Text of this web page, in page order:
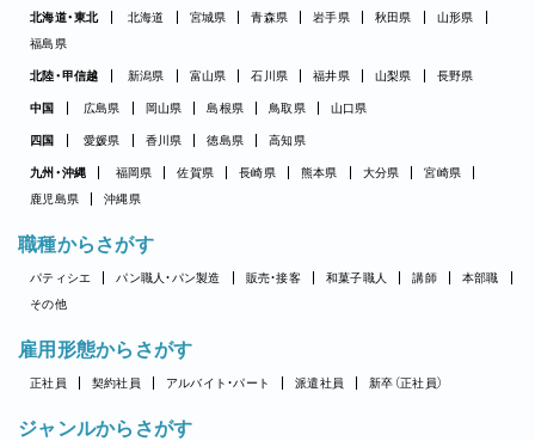
北海道・東北 北海道 宮城県 青森県 岩手県 秋田県
山形県
福島県
北陸・甲信越 新潟県 富山県 石川県 福井県 山梨県 長野県
中国 広島県 岡山県 島根県 鳥取県 山口県
四国 愛媛県 香川県 徳島県 高知県
九州・沖縄 福岡県 佐賀県 長崎県 熊本県 大分県
宮崎県
鹿児島県
沖縄県
職種からさがす
パティシエ パン職人・パン製造 販売・接客 和菓子職人 講師
本部職
その他
雇用形態からさがす
正社員 契約社員 アルバイト・パート 派遣社員 新卒（正社員）
ジャンルからさがす